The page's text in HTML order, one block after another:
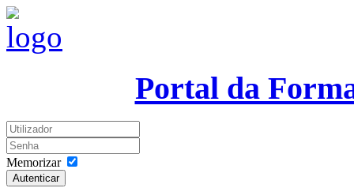
Portal da
Memorizar
Autenticar